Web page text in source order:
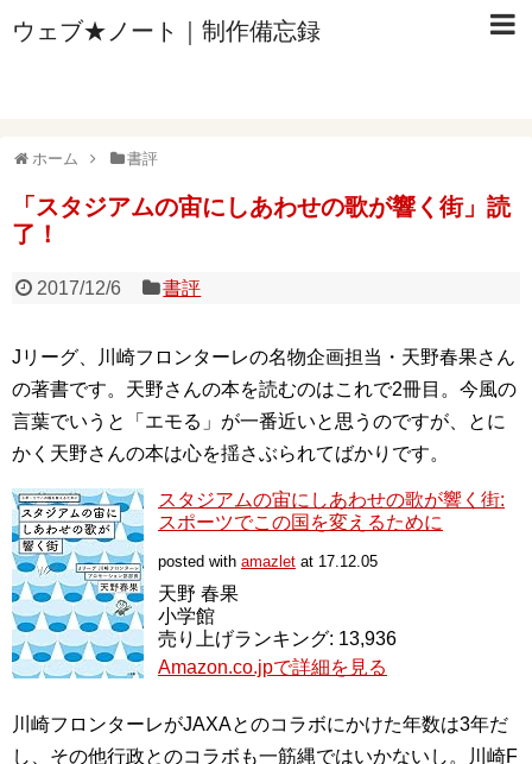
ウェブ★ノート｜制作備忘録
ホーム 書評
「スタジアムの宙にしあわせの歌が響く街」読
了！
2017/12/6 書評
Jリーグ、川崎フロンターレの名物企画担当・天野春果さん
の著書です。天野さんの本を読むのはこれで2冊目。今風の
言葉でいうと「エモる」が一番近いと思うのですが、とに
かく天野さんの本は心を揺さぶられてばかりです。
スタジアムの宙にしあわせの歌が響く街:
スポーツでこの国を変えるために
posted with amazlet at 17.12.05
天野 春果
小学館
売り上げランキング: 13,936
Amazon.co.jpで詳細を見る
川崎フロンターレがJAXAとのコラボにかけた年数は3年だ
し、その他行政とのコラボも一筋縄ではいかないし。川崎F